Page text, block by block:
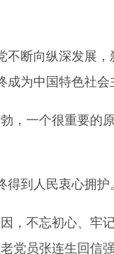
不断向纵深发展
成为中国特色社
，一个很重要的
得到人民衷心拥护
，不忘初心、牢
党员张连生回信